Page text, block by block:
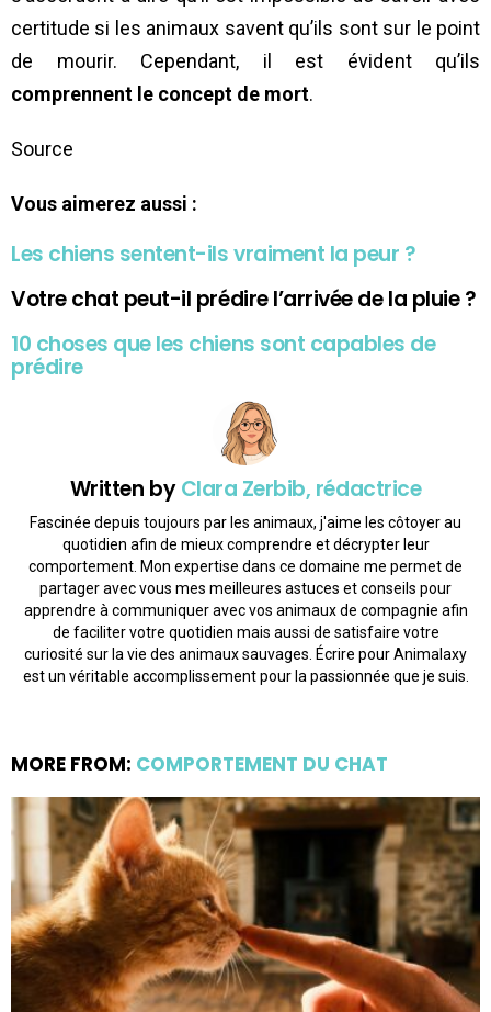
certitude si les animaux savent qu’ils sont sur le point
de mourir. Cependant, il est évident qu’ils
comprennent le concept de mort.
Source
Vous aimerez aussi :
Les chiens sentent-ils vraiment la peur ?
Votre chat peut-il prédire l’arrivée de la pluie ?
10 choses que les chiens sont capables de
prédire
Written byClara Zerbib, rédactrice
Fascinée depuis toujours par les animaux, j'aime les côtoyer au
quotidien afin de mieux comprendre et décrypter leur
comportement. Mon expertise dans ce domaine me permet de
partager avec vous mes meilleures astuces et conseils pour
apprendre à communiquer avec vos animaux de compagnie afin
de faciliter votre quotidien mais aussi de satisfaire votre
curiosité sur la vie des animaux sauvages. Écrire pour Animalaxy
est un véritable accomplissement pour la passionnée que je suis.
MORE FROM: COMPORTEMENT DU CHAT